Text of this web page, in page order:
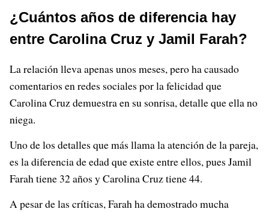
¿Cuántos años de diferencia hay
entre Carolina Cruz y Jamil Farah?
La relación lleva apenas unos meses, pero ha causado
comentarios en redes sociales por la felicidad que
Carolina Cruz demuestra en su sonrisa, detalle que ella no
niega.
Uno de los detalles que más llama la atención de la pareja,
es la diferencia de edad que existe entre ellos, pues Jamil
Farah tiene 32 años y Carolina Cruz tiene 44.
A pesar de las críticas, Farah ha demostrado mucha